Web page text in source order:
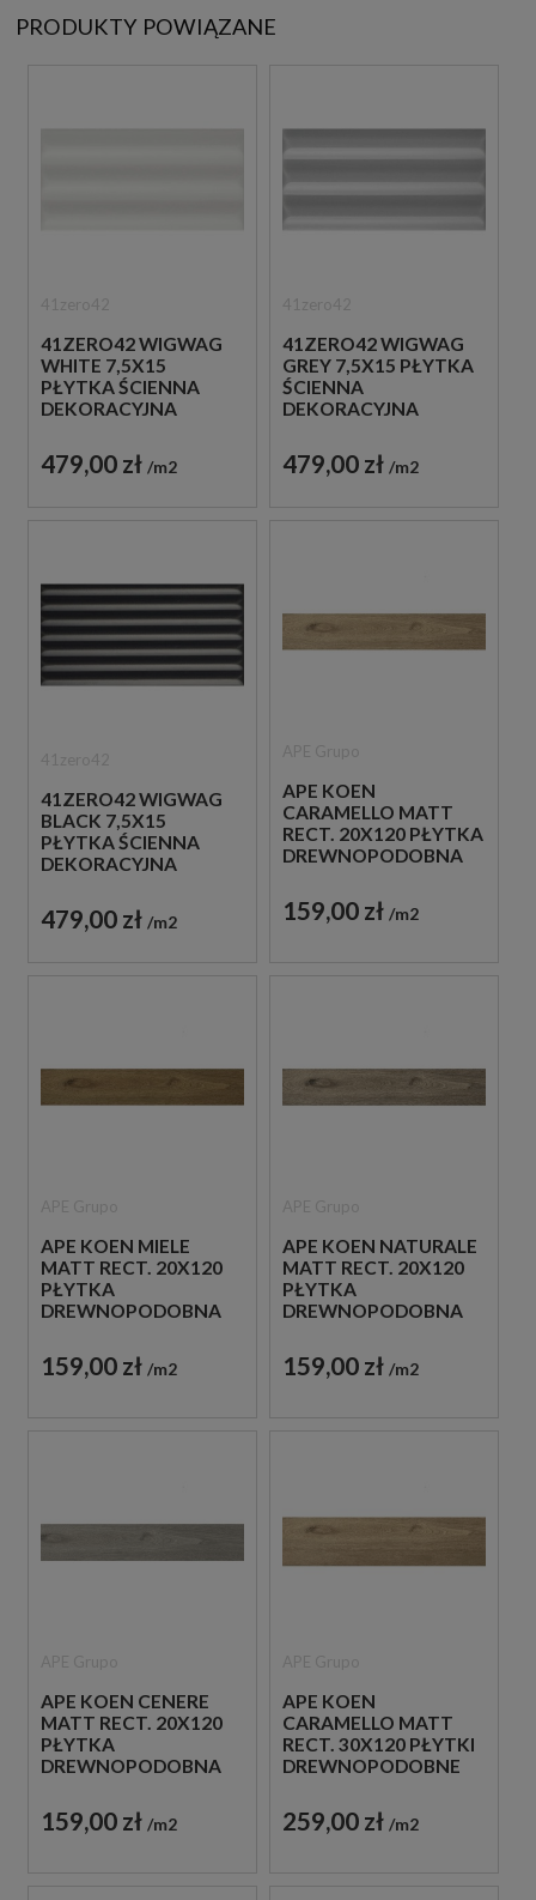
PRODUKTY POWIĄZANE
41ZERO42 WIGWAG
WHITE 7,5X15
PŁYTKA ŚCIENNA
DEKORACYJNA
479,00 zł m2
41ZERO42 WIGWAG
GREY 7,5X15 PŁYTKA
ŚCIENNA
DEKORACYJNA
479,00 zł m2
41ZERO42 WIGWAG
BLACK 7,5X15
PŁYTKA ŚCIENNA
DEKORACYJNA
479,00 zł m2
APE KOEN
CARAMELLO MATT
RECT. 20X120 PŁYTKA
DREWNOPODOBNA
159,00 zł m2
APE KOEN MIELE
MATT RECT. 20X120
PŁYTKA
DREWNOPODOBNA
159,00 zł m2
APE KOEN NATURALE
MATT RECT. 20X120
PŁYTKA
DREWNOPODOBNA
159,00 zł m2
APE KOEN CENERE
MATT RECT. 20X120
PŁYTKA
DREWNOPODOBNA
159,00 zł m2
APE KOEN
CARAMELLO MATT
RECT. 30X120 PŁYTKI
DREWNOPODOBNE
259,00 zł m2